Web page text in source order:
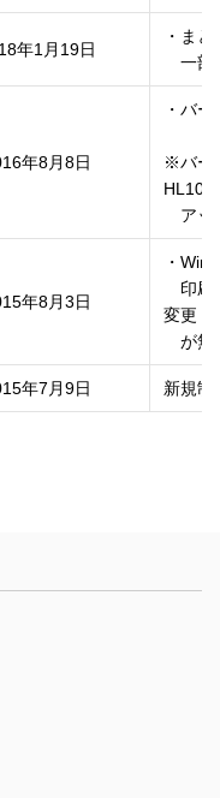
年1月19日
・ま
一部
年8月8日
・バ
※バー
アッ
年8月3日
・
印刷
変更
年7月9日 新規制